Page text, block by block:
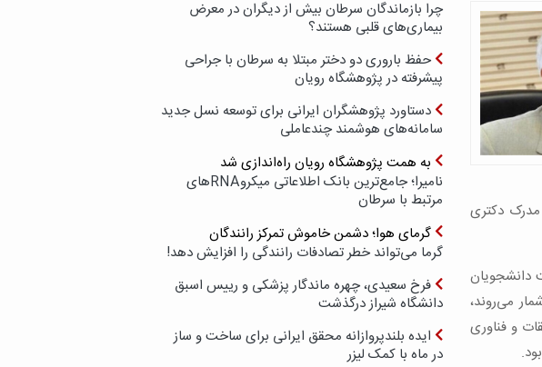
و مدرک دکتری
دانشجویان
می‌روند،
و فناوری
چرا بازماندگان سرطان بیش از دیگران در معرض
بیماری‌های قلبی هستند؟
حفظ باروری دو دختر مبتلا به سرطان با جراحی
پیشرفته در پژوهشگاه رویان
دستاورد پژوهشگران ایرانی برای توسعه نسل جدید
سامانه‌های هوشمند چندعاملی
به همت پژوهشگاه رویان راه‌اندازی شد
نامیرا؛ جامع‌ترین بانک اطلاعاتی میکروRNAهای
مرتبط با سرطان
گرمای هوا؛ دشمن خاموش تمرکز رانندگان
گرما می‌تواند خطر تصادفات رانندگی را افزایش دهد!
فرخ سعیدی، چهره ماندگار پزشکی و رییس اسبق
دانشگاه شیراز درگذشت
ایده بلندپروازانه محقق ایرانی برای ساخت و ساز
در ماه با کمک لیزر